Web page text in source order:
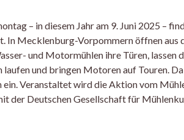
– in diesem Jahr am 9. Juni 2025 –
In Mecklenburg-Vorpommern öffnen aus
und Motormühlen ihre Türen, lassen
und bringen Motoren auf Touren.
ein. Veranstaltet wird die Aktion vom
der Deutschen Gesellschaft für